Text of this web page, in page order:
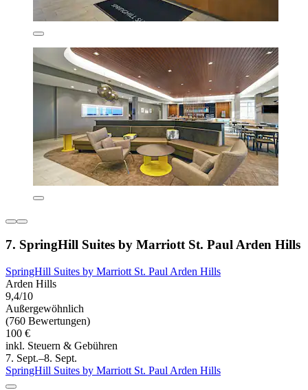
7. SpringHill Suites by Marriott St. Paul Arden Hills
SpringHill Suites by Marriott St. Paul Arden Hills
Arden Hills
9,4/10
Außergewöhnlich
(760 Bewertungen)
100 €
inkl. Steuern & Gebühren
7. Sept.–8. Sept.
SpringHill Suites by Marriott St. Paul Arden Hills